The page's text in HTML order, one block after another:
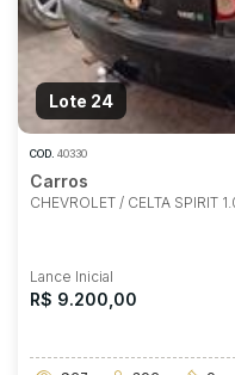
Lote 24
COD. 40330
Carros
CHEVROLET / CELTA SPIRIT
Lance Inicial
R$ 9.200,00